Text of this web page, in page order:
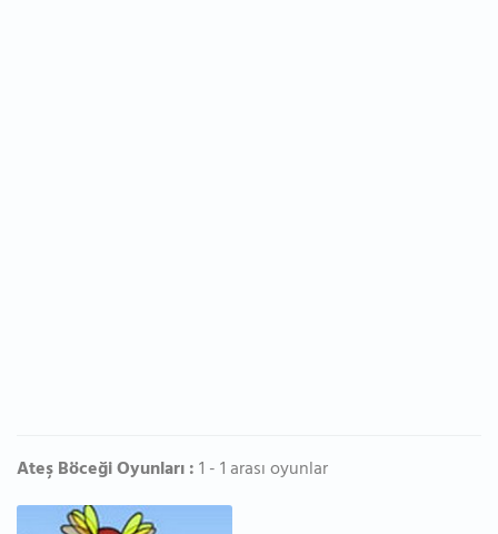
Ateş Böceği Oyunları :1 - 1 arası oyunlar